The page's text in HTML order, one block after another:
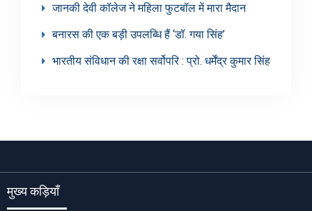
जानकी देवी कॉलेज ने महिला फुटबॉल में मारा मैदान
बनारस की एक बड़ी उपलब्धि हैं ‘डॉ. गया सिंह’
भारतीय संविधान की रक्षा सर्वोपरि : प्रो. धर्मेंद्र कुमार सिंह
मुख्य कड़ियाँ